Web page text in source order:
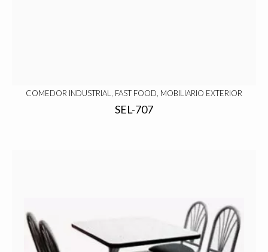
COMEDOR INDUSTRIAL, FAST FOOD, MOBILIARIO EXTERIOR
SEL-707